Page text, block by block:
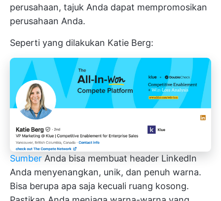
perusahaan, tajuk Anda dapat mempromosikan
perusahaan Anda.
Seperti yang dilakukan Katie Berg:
Sumber Anda bisa membuat header LinkedIn
Anda menyenangkan, unik, dan penuh warna.
Bisa berupa apa saja kecuali ruang kosong.